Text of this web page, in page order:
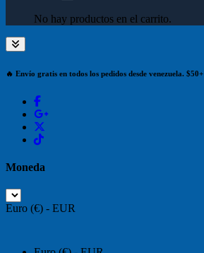
No hay productos en el carrito.
🔥 Envío gratis en todos los pedidos desde venezuela. $50+
Moneda
Euro (€) - EUR